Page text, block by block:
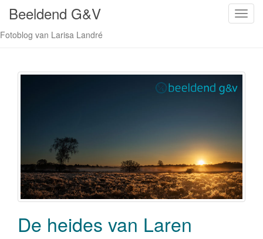
S
k
i
g
a
t
i
Beeldend G&V
Fotoblog van Larisa Landré
De heides van Laren